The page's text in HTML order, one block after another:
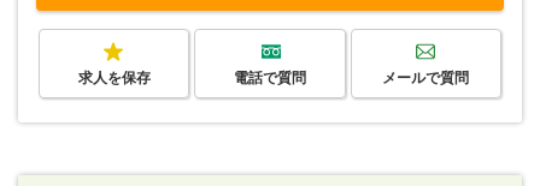
求人を保存 電話で質問 メールで質問